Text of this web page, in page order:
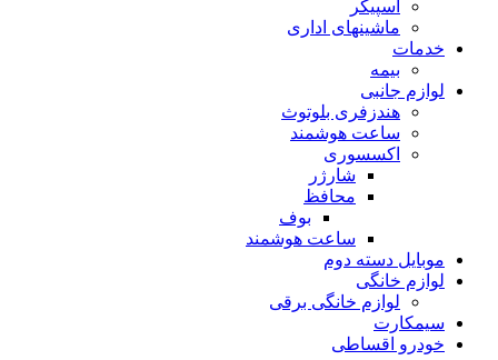
اسپیکر
ماشینهای اداری
خدمات
بیمه
لوازم جانبی
هندزفری بلوتوث
ساعت هوشمند
اکسسوری
شارژر
محافظ
بوف
ساعت هوشمند
موبایل دسته دوم
لوازم خانگی
لوازم خانگی برقی
سیمکارت
خودرو اقساطی